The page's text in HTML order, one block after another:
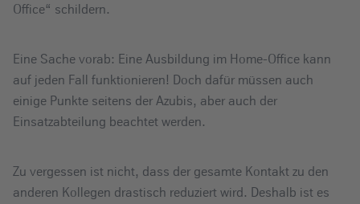
Office“ schildern.
Eine Sache vorab: Eine Ausbildung im Home-Office kann
auf jeden Fall funktionieren! Doch dafür müssen auch
einige Punkte seitens der Azubis, aber auch der
Einsatzabteilung beachtet werden.
Zu vergessen ist nicht, dass der gesamte Kontakt zu den
anderen Kollegen drastisch reduziert wird. Deshalb ist es